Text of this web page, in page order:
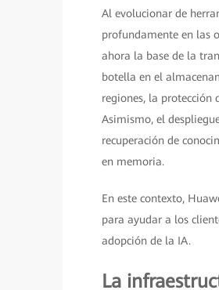
Al evolucionar de
profundamente en las
ahora la base de la
botella en el
regiones, la
Asimismo, el
recuperación de
en memoria.
En este contexto,
para ayudar a los
adopción de la IA.
La